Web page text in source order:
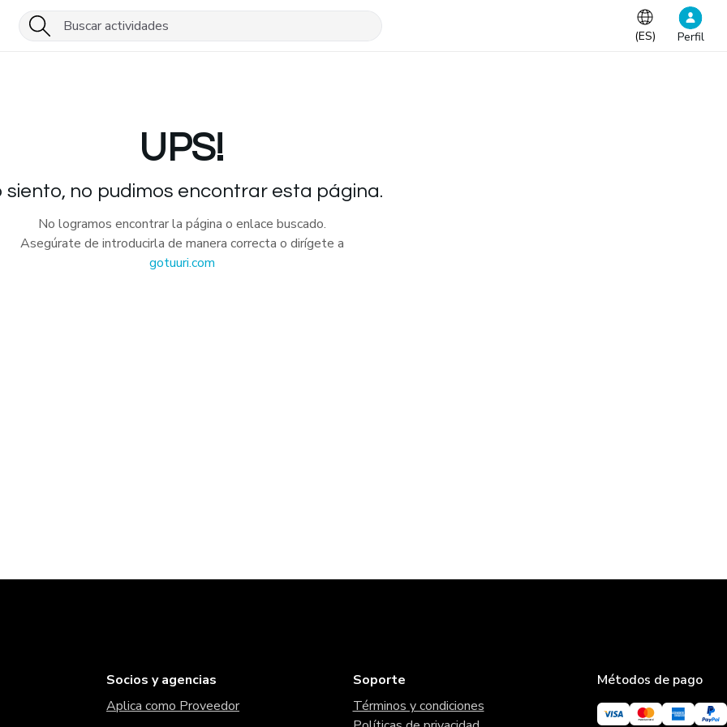
(ES) Perfil
UPS!
siento, no pudimos encontrar esta página.
No logramos encontrar la página o enlace buscado.
Asegúrate de introducirla de manera correcta o dirígete a
gotuuri.com
Socios y agencias
Aplica como Proveedor
Soporte
Términos y condiciones
Métodos de pago